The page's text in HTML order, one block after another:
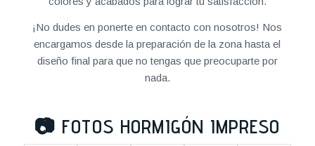
¡No dudes en ponerte en contacto con nosotros! Nos
encargamos desde la preparación de la zona hasta el
diseño final para que no tengas que preocuparte por
nada.
📷 FOTOS HORMIGÓN IMPRESO